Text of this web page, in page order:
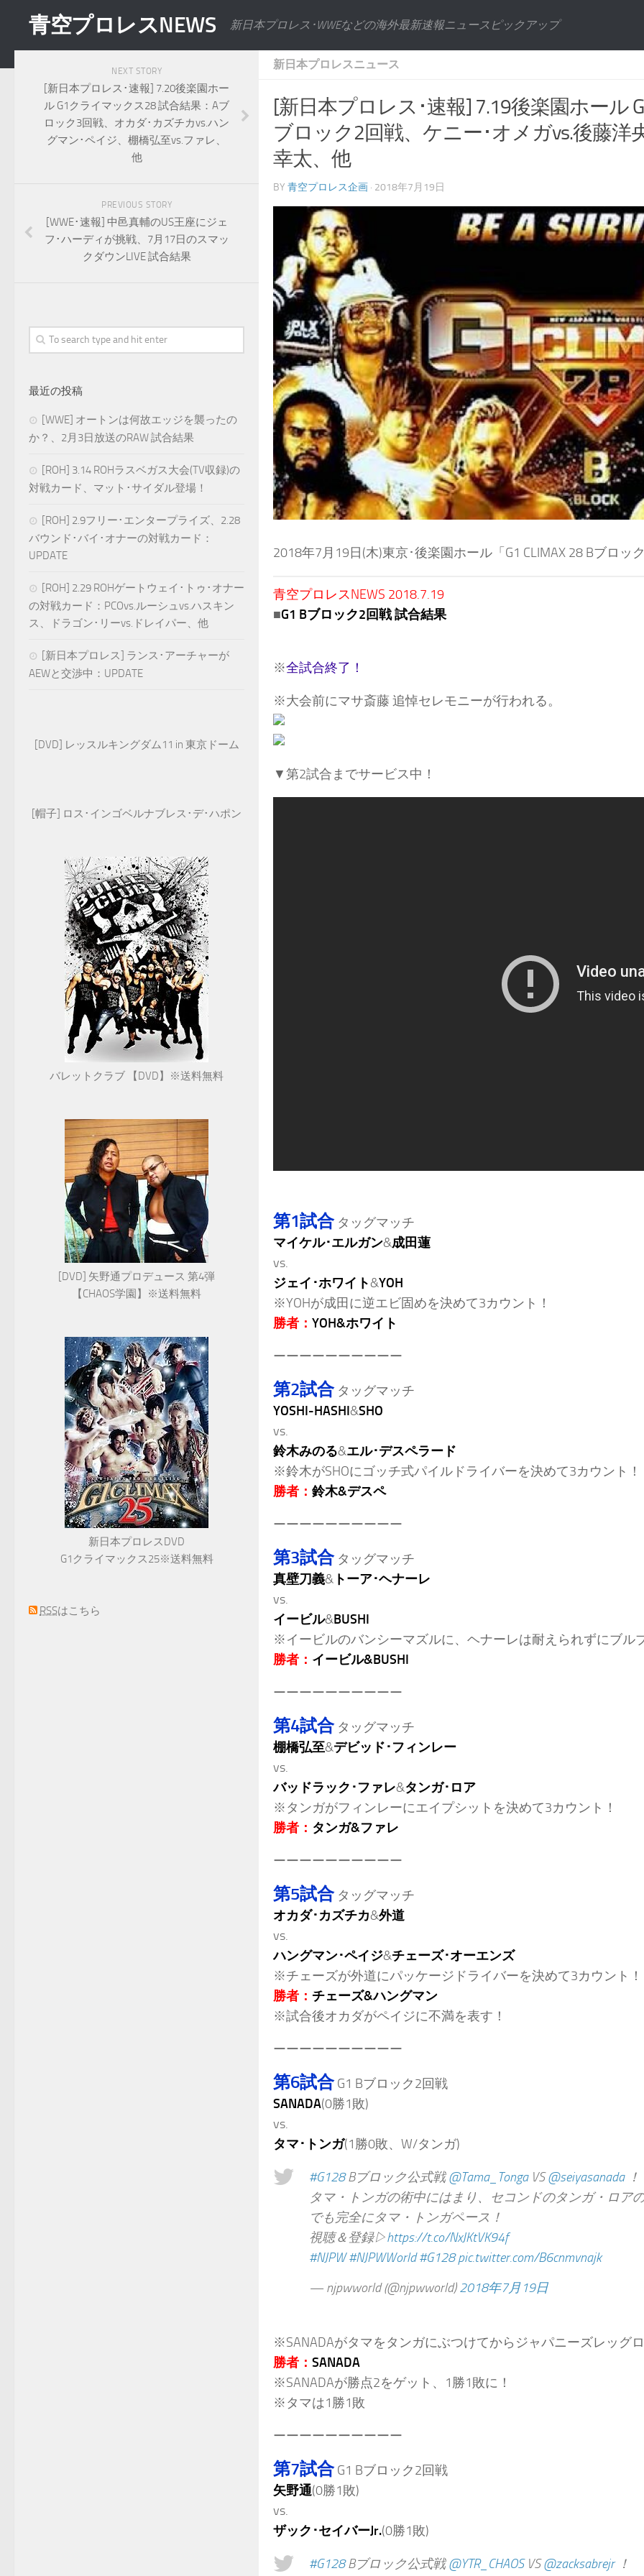
青空プロレスNEWS 新日本プロレス･WWEなどの海外最新速報ニュースピックアップ
新日本プロレスニュース
[新日本プロレス･速報] 7.19後楽園ホール
ブロック2回戦、ケニー･オメガvs.後藤洋
幸太、他
BY 青空プロレス企画 · 2018年7月19日
2018年7月19日(木)東京･後楽園ホール「G1 CLIMAX 28 Bブロッ
青空プロレスNEWS 2018.7.19
■G1 Bブロック2回戦 試合結果
※全試合終了！
※大会前にマサ斎藤 追悼セレモニーが行われる。
▼第2試合までサービス中！
第1試合タッグマッチ
マイケル･エルガン&成田蓮
vs.
ジェイ･ホワイト&YOH
※YOHが成田に逆エビ固めを決めて3カウント！
勝者： YOH&ホワイト
ーーーーーーーーーー
第2試合タッグマッチ
YOSHI-HASHI&SHO
vs.
鈴木みのる&エル･デスペラード
※鈴木がSHOにゴッチ式パイルドライバーを決めて3カウント！
勝者： 鈴木&デスペ
ーーーーーーーーーー
第3試合タッグマッチ
真壁刀義& トーア･ヘナーレ
vs.
イービル&BUSHI
※イービルのバンシーマズルに、ヘナーレは耐えられずにブル
勝者： イービル&BUSHI
ーーーーーーーーーー
第4試合タッグマッチ
棚橋弘至&デビッド･フィンレー
vs.
バッドラック･ファレ&タンガ･ロア
※タンガがフィンレーにエイプシットを決めて3カウント！
勝者： タンガ&ファレ
ーーーーーーーーーー
第5試合タッグマッチ
オカダ･カズチカ&外道
vs.
ハングマン･ペイジ&チェーズ･オーエンズ
※チェーズが外道にパッケージドライバーを決めて3カウント！
勝者： チェーズ&ハングマン
※試合後オカダがペイジに不満を表す！
ーーーーーーーーーー
第6試合G1 Bブロック2回戦
SANADA(0勝1敗)
vs.
タマ･トンガ(1勝0敗、W/タンガ)
#G128Bブロック公式戦@Tama_TongaVS@seiyasanada！
タマ・トンガの術中にはまり、セコンドのタンガ・ロア
でも完全にタマ・トンガペース！
視聴＆登録▷https://t.co/NxJKtVK94f
#NJPW #NJPWWorld #G128 pic.twitter.com/B6cnmvnajk
— njpwworld (@njpwworld)2018年7月19日
※SANADAがタマをタンガにぶつけてからジャパニーズレッグ
勝者： SANADA
※SANADAが勝点2をゲット、1勝1敗に！
※タマは1勝1敗
ーーーーーーーーーー
第7試合G1 Bブロック2回戦
矢野通(0勝1敗)
vs.
ザック･セイバーJr.(0勝1敗)
#G128Bブロック公式戦@YTR_CHAOSVS@zacksabrejr！
NEXT STORY
[新日本プロレス･速報] 7.20後楽園ホー
ル G1クライマックス28 試合結果：Aブ
ロック3回戦、オカダ･カズチカvs.ハン
グマン･ペイジ、棚橋弘至vs.ファレ、
他
PREVIOUS STORY
[WWE･速報] 中邑真輔のUS王座にジェ
フ･ハーディが挑戦、7月17日のスマッ
クダウンLIVE 試合結果
最近の投稿
[WWE] オートンは何故エッジを襲ったの
か？、2月3日放送のRAW 試合結果
[ROH] 3.14 ROHラスベガス大会(TV収録)の
対戦カード、マット･サイダル登場！
[ROH] 2.9フリー･エンタープライズ、2.28
バウンド･バイ･オナーの対戦カード：
UPDATE
[ROH] 2.29 ROHゲートウェイ･トゥ･オナー
の対戦カード：PCOvs.ルーシュvs.ハスキン
ス、ドラゴン･リーvs.ドレイパー、他
[新日本プロレス] ランス･アーチャーが
AEWと交渉中：UPDATE
[DVD] レッスルキングダム11 in 東京ドーム
[帽子] ロス･インゴベルナブレス･デ･ハポン
バレットクラブ 【DVD】※送料無料
[DVD] 矢野通プロデュース 第4弾
【CHAOS学園】※送料無料
新日本プロレスDVD
G1クライマックス25※送料無料
RSSはこちら